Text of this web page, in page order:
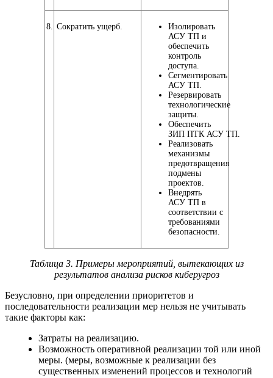
8. Сократить ущерб.
Изолировать
АСУ ТП и
обеспечить
контроль
доступа.
Сегментировать
АСУ ТП.
Резервировать
технологические
защиты.
Обеспечить
ЗИП ПТК АСУ ТП.
Реализовать
механизмы
предотвращения
подмены
проектов.
Внедрять
АСУ ТП в
соответствии с
требованиями
безопасности.
Таблица 3. Примеры мероприятий, вытекающих из
результатов анализа рисков киберугроз
Безусловно, при определении приоритетов и
последовательности реализации мер нельзя не учитывать
такие факторы как:
Затраты на реализацию.
Возможность оперативной реализации той или иной
меры. (меры, возможные к реализации без
существенных изменений процессов и технологий